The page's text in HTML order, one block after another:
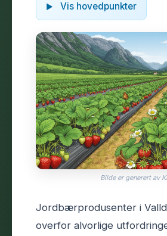
Vis hovedpunkter
Bilde er generert av KI
Jordbærprodusenter i
overfor alvorlige